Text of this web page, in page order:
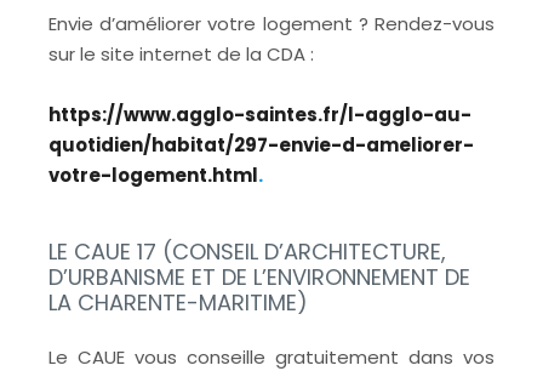
Envie d’améliorer votre logement ? Rendez-vous
sur le site internet de la CDA :
https://www.agglo-saintes.fr/l-agglo-au-
quotidien/habitat/297-envie-d-ameliorer-
votre-logement.html.
LE CAUE 17 (CONSEIL D’ARCHITECTURE,
D’URBANISME ET DE L’ENVIRONNEMENT DE
LA CHARENTE-MARITIME)
Le CAUE vous conseille gratuitement dans vos